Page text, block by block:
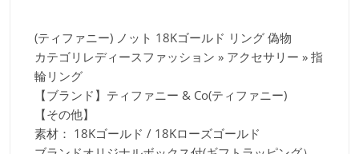
(ティファニー) ノット 18Kゴールド リング 偽物
カテゴリレディースファッション » アクセサリー » 指
輪リング
【ブランド】ティファニー & Co(ティファニー)
【その他】
素材： 18Kゴールド / 18Kローズゴールド